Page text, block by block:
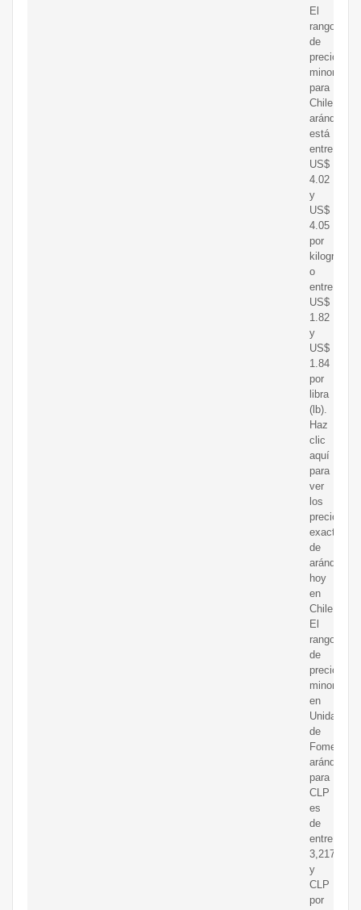
El
rango
de
precio
minorista
para
Chile
arándanos
está
entre
US$
4.02
y
US$
4.05
por
kilogramo
o
entre
US$
1.82
y
US$
1.84
por
libra
(lb).
Haz
clic
aquí
para
ver
los
precios
exactos
de
arándanos
hoy
en
Chile.
El
rango
de
precios
minoristas
en
Unidad
de
Fomento
arándanos
para
CLP
es
de
entre
3,217.35
y
CLP
por